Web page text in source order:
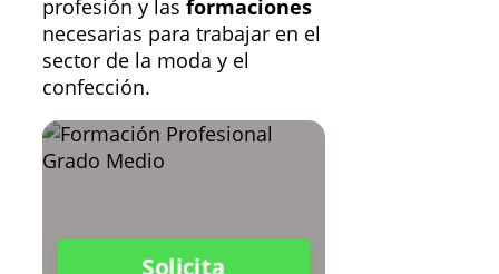
profesión y las formaciones
necesarias para trabajar en el
sector de la moda y el
confección.
Solicita